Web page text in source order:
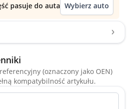
pasuje do auta Wybierz auto
(oznaczony jako OEN)
kompatybilność artykułu.